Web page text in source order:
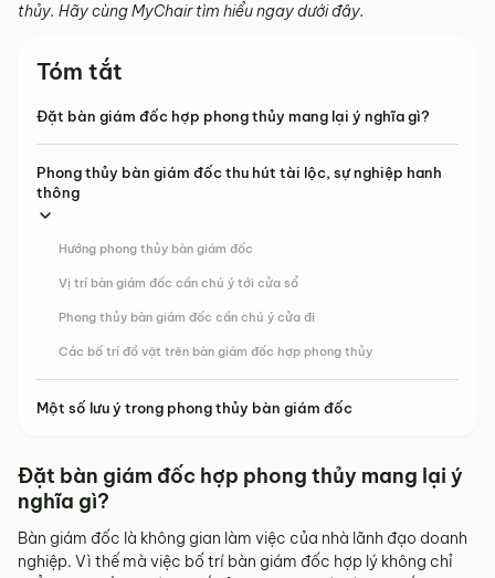
thủy. Hãy cùng MyChair tìm hiểu ngay dưới đây.
Tóm tắt
Đặt bàn giám đốc hợp phong thủy mang lại ý nghĩa gì?
Phong thủy bàn giám đốc thu hút tài lộc, sự nghiệp hanh
thông
Hướng phong thủy bàn giám đốc
Vị trí bàn giám đốc cần chú ý tới cửa sổ
Phong thủy bàn giám đốc cần chú ý cửa đi
Các bố trí đồ vật trên bàn giám đốc hợp phong thủy
Một số lưu ý trong phong thủy bàn giám đốc
Đặt bàn giám đốc hợp phong thủy mang lại ý
nghĩa gì?
Bàn giám đốc là không gian làm việc của nhà lãnh đạo doanh
nghiệp. Vì thế mà việc bố trí bàn giám đốc hợp lý không chỉ